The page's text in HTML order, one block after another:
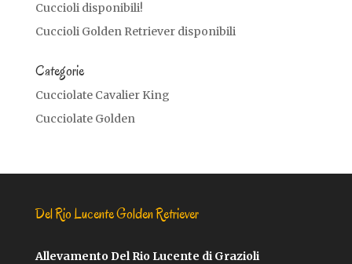
Cuccioli disponibili!
Cuccioli Golden Retriever disponibili
Categorie
Cucciolate Cavalier King
Cucciolate Golden
Del Rio Lucente Golden Retriever
Allevamento Del Rio Lucente di Grazioli